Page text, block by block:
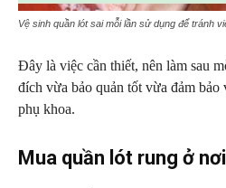
Vệ sinh quần lót sai mỗi lần sử dụng để tránh
Đây là việc cần thiết, nên làm sau
đích vừa bảo quản tốt vừa đảm bảo
phụ khoa.
Mua quần lót rung ở